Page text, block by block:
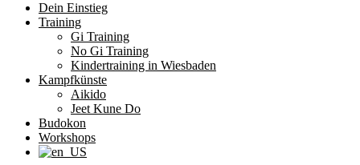
Dein Einstieg
Training
Gi Training
No Gi Training
Kindertraining in Wiesbaden
Kampfkünste
Aikido
Jeet Kune Do
Budokon
Workshops